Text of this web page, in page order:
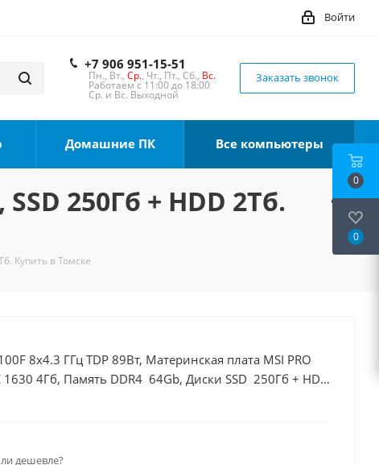
Войти
+7 906 951-15-51
Пн., Вт., Ср., Чт., Пт., Сб., Вс.
Работаем с 11:00 до 18:00
Ср. и Вс. Выходной
Заказать звонок
Домашние ПК Все компьютеры
250Гб + HDD 2Тб.
Купить в Томске
8x4.3 ГГц TDP 89Вт, Материнская плата MSI PRO
1630 4Гб, Память DDR4 64Gb, Диски SSD 250Гб + HDD
дешевле?
0
0